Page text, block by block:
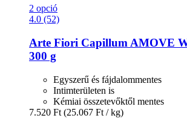
2 opció
4.0 (52)
Arte Fiori Capillum AMOVE
300 g
Egyszerű és fájdalommentes
Intimterületen is
Kémiai összetevőktől mentes
7.520 Ft (25.067 Ft / kg)